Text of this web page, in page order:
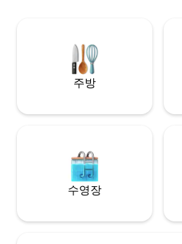
주방
수영장